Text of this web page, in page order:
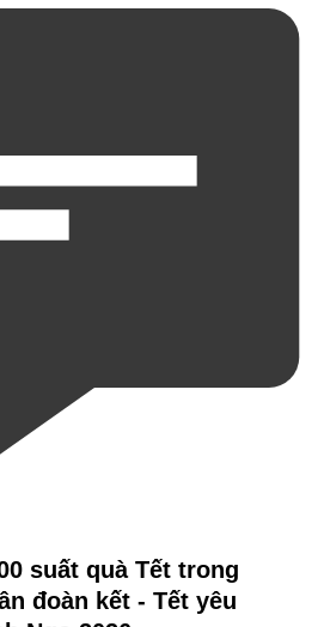
suất quà Tết trong
đoàn kết - Tết yêu